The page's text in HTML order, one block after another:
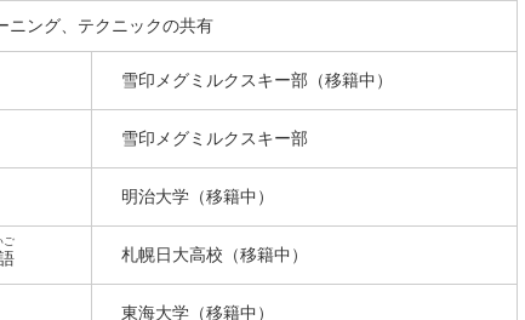
ニング、テクニックの共有
雪印メグミルクスキー部（移籍中）
雪印メグミルクスキー部
明治大学（移籍中）
ご
札幌日大高校（移籍中）
東海大学（移籍中）